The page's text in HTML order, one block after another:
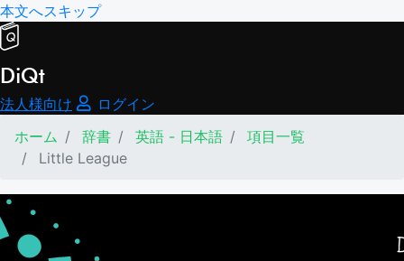
本文へスキップ
DiQt
法人様向け
ログイン
ホーム
辞書 英語 - 日本語
項目一覧
Little League